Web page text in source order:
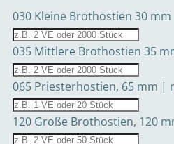
030 Kleine Brothostien 30
035 Mittlere Brothostien 35
065 Priesterhostien, 65 mm |
120 Große Brothostien, 120